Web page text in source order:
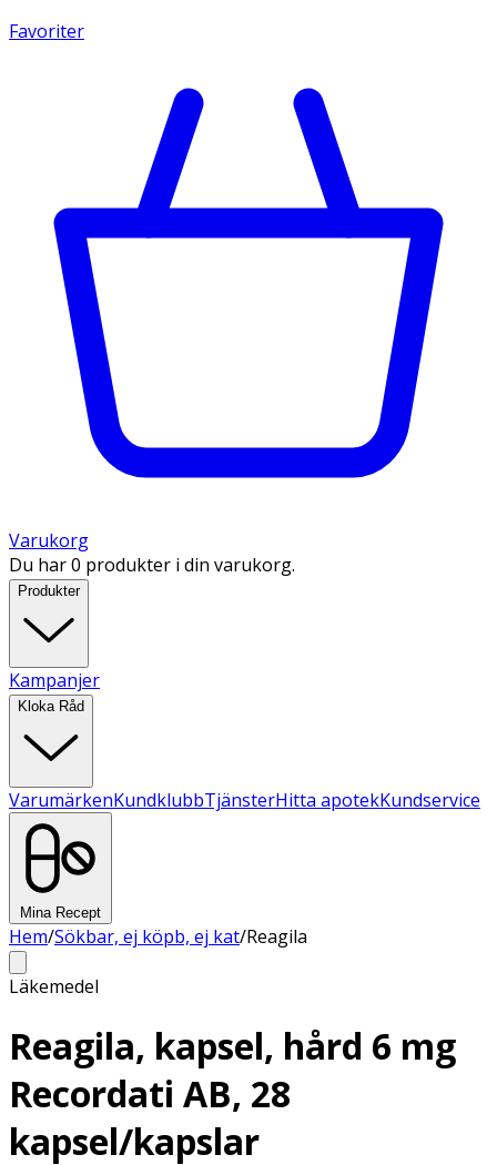
Favoriter
Varukorg
Du har 0 produkter i din varukorg.
Produkter
Kampanjer
Kloka Råd
VarumärkenKundklubbTjänsterHitta apotekKundservice
Mina Recept
Hem/Sökbar, ej köpb, ej kat/Reagila
Läkemedel
Reagila, kapsel, hård 6 mg
Recordati AB, 28
kapsel/kapslar